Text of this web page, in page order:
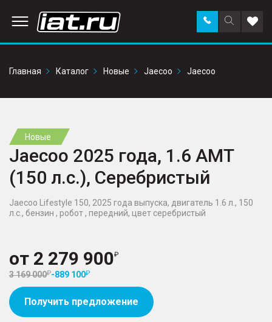
Поиск
по
Заказать
звонок в
Главная
Каталог Новые Jaecoo Jaecoo
Новые
Jaecoo 2025 года, 1.6 AMT
(150 л.с.), Серебристый
Jaecoo Lifestyle 150, 2025 года выпуска, двигатель 1.6 л., 150
л.с., бензин , робот , передний, цвет серебристый
от 2 279 900
3 169 000 -889 100
Получить предложение